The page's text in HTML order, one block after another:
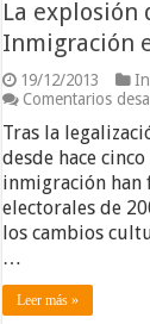
La
Inmigración
19/12/2013
Comentarios
Tras la
desde hace
inmigración han
electorales de
los cambios
…
Leer más »